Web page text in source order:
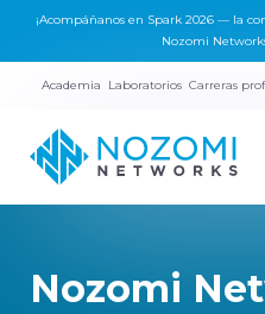
¡Acompáñanos en Spark 2026 — la
Nozomi
Academia Laboratorios Carreras
Nozomi